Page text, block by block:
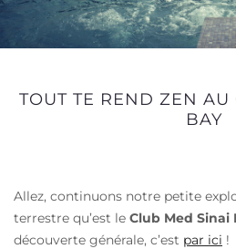
TOUT TE REND ZEN
BAY
Allez, continuons notre petite
terrestre qu’est le Club Med Sinai
découverte générale, c’est par ici !